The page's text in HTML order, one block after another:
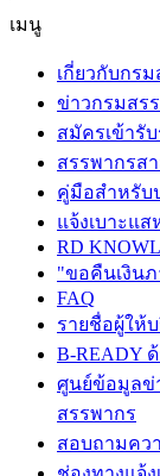
เมนู
เกี่ยวกับกร
ข่าวกรมสร
สมัครเข้ารั
สรรพากรส
คู่มือสำหรับ
แจ้งเบาะแส
RD
"ขอคืนเงิน
FAQ
รายชื่อผู้ให้
B-READY
ศูนย์ข้อมูลข่
สรรพากร
สอบถามคว